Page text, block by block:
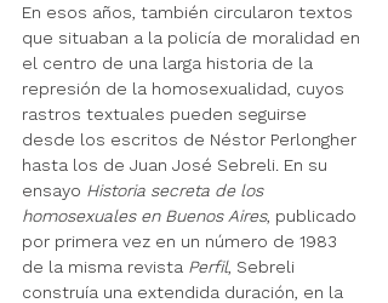
En esos años, también circularon textos
que situaban a la policía de moralidad en
el centro de una larga historia de la
represión de la homosexualidad, cuyos
rastros textuales pueden seguirse
desde los escritos de Néstor Perlongher
hasta los de Juan José Sebreli. En su
ensayo Historia secreta de los
homosexuales en Buenos Aires, publicado
por primera vez en un número de 1983
de la misma revista Perfil, Sebreli
construía una extendida duración, en la